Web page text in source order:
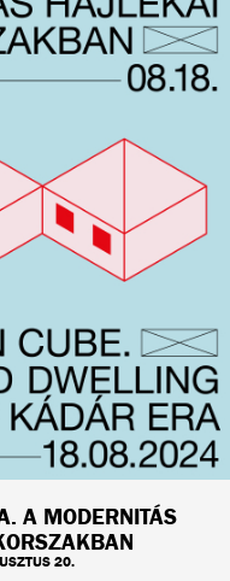
A MODERNITÁS
20.